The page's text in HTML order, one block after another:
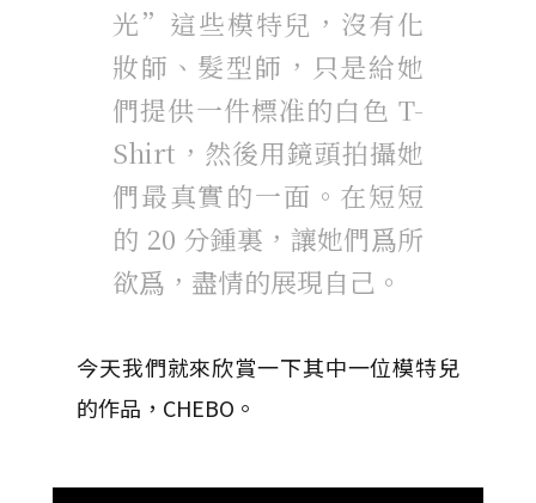
光”這些模特兒，沒有化
妝師、髮型師，只是給她
們提供一件標准的白色 T-
Shirt，然後用鏡頭拍攝她
們最真實的一面。在短短
的 20 分鍾裏，讓她們爲所
欲爲，盡情的展現自己。
今天我們就來欣賞一下其中一位模特兒
的作品，CHEBO。